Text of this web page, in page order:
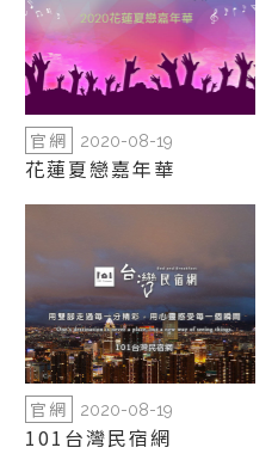
官網 2020-08-19
花蓮夏戀嘉年華
官網 2020-08-19
101台灣民宿網